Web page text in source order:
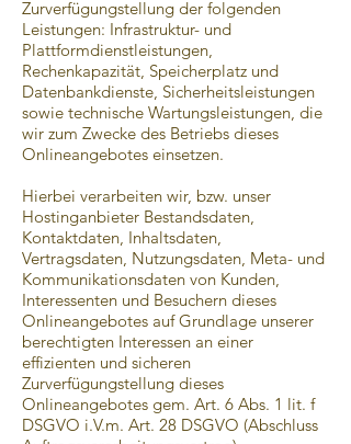
Zurverfügungstellung der folgenden
Leistungen: Infrastruktur- und
Plattformdienstleistungen,
Rechenkapazität, Speicherplatz und
Datenbankdienste, Sicherheitsleistungen
sowie technische Wartungsleistungen, die
wir zum Zwecke des Betriebs dieses
Onlineangebotes einsetzen.
Hierbei verarbeiten wir, bzw. unser
Hostinganbieter Bestandsdaten,
Kontaktdaten, Inhaltsdaten,
Vertragsdaten, Nutzungsdaten, Meta- und
Kommunikationsdaten von Kunden,
Interessenten und Besuchern dieses
Onlineangebotes auf Grundlage unserer
berechtigten Interessen an einer
effizienten und sicheren
Zurverfügungstellung dieses
Onlineangebotes gem. Art. 6 Abs. 1 lit. f
DSGVO i.V.m. Art. 28 DSGVO (Abschluss